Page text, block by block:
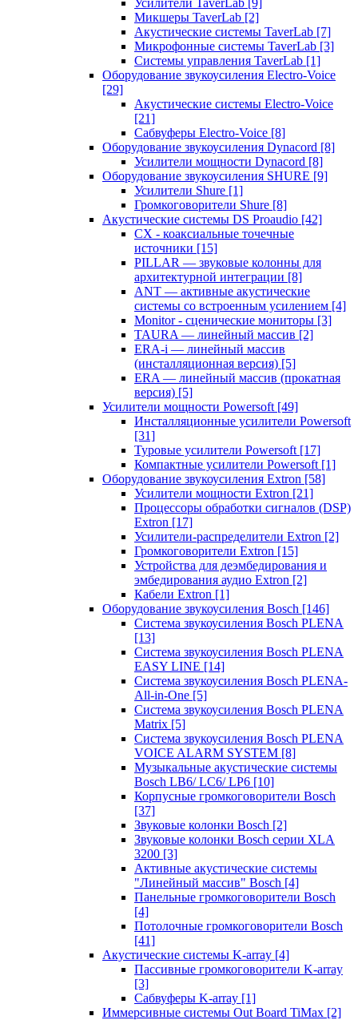
Усилители TaverLab [9]
Микшеры TaverLab [2]
Акустические системы TaverLab [7]
Микрофонные системы TaverLab [3]
Системы управления TaverLab [1]
Оборудование звукоусиления Electro-Voice
[29]
Акустические системы Electro-Voice
[21]
Сабвуферы Electro-Voice [8]
Оборудование звукоусиления Dynacord [8]
Усилители мощности Dynacord [8]
Оборудование звукоусиления SHURE [9]
Усилители Shure [1]
Громкоговорители Shure [8]
Акустические системы DS Proaudio [42]
CX - коаксиальные точечные
источники [15]
PILLAR — звуковые колонны для
архитектурной интеграции [8]
ANT — активные акустические
системы со встроенным усилением [4]
Monitor - сценические мониторы [3]
TAURA — линейный массив [2]
ERA-i — линейный массив
(инсталляционная версия) [5]
ERA — линейный массив (прокатная
версия) [5]
Усилители мощности Powersoft [49]
Инсталляционные усилители Powersoft
[31]
Туровые усилители Powersoft [17]
Компактные усилители Powersoft [1]
Оборудование звукоусиления Extron [58]
Усилители мощности Extron [21]
Процессоры обработки сигналов (DSP)
Extron [17]
Усилители-распределители Extron [2]
Громкоговорители Extron [15]
Устройства для деэмбедирования и
эмбедирования аудио Extron [2]
Кабели Extron [1]
Оборудование звукоусиления Bosch [146]
Система звукоусиления Bosch PLENA
[13]
Система звукоусиления Bosch PLENA
EASY LINE [14]
Система звукоусиления Bosch PLENA-
All-in-One [5]
Система звукоусиления Bosch PLENA
Matrix [5]
Система звукоусиления Bosch PLENA
VOICE ALARM SYSTEM [8]
Музыкальные акустические системы
Bosch LB6/ LC6/ LP6 [10]
Корпусные громкоговорители Bosch
[37]
Звуковые колонки Bosch [2]
Звуковые колонки Bosch серии XLA
3200 [3]
Активные акустические системы
"Линейный массив" Bosch [4]
Панельные громкоговорители Bosch
[4]
Потолочные громкоговорители Bosch
[41]
Акустические системы K-array [4]
Пассивные громкоговорители K-array
[3]
Сабвуферы K-array [1]
Иммерсивные системы Out Board TiMax [2]